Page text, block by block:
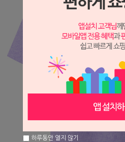
하루동안 열지 않기